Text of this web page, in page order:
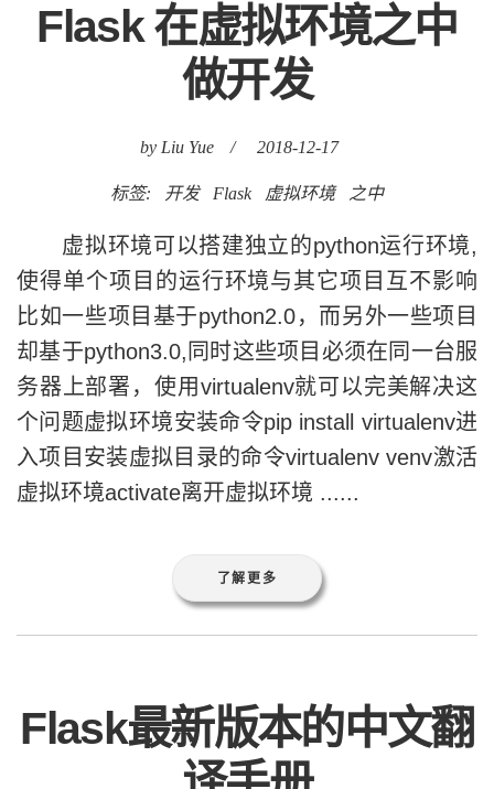
Flask 在虚拟环境之中
做开发
by Liu Yue / 2018-12-17
标签: 开发 Flask 虚拟环境 之中
虚拟环境可以搭建独立的python运行环境,
使得单个项目的运行环境与其它项目互不影响
比如一些项目基于python2.0，而另外一些项目
却基于python3.0,同时这些项目必须在同一台服
务器上部署，使用virtualenv就可以完美解决这
个问题虚拟环境安装命令pip install virtualenv进
入项目安装虚拟目录的命令virtualenv venv激活
虚拟环境activate离开虚拟环境 ......
了解更多
Flask最新版本的中文翻